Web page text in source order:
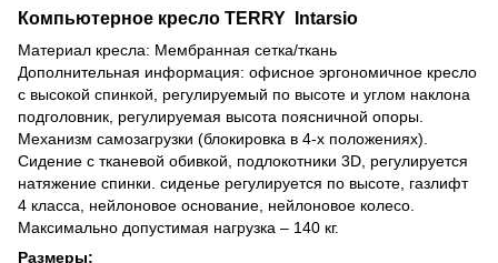
Компьютерное кресло TERRY Intarsio
Материал кресла: Мембранная сетка/ткань
Дополнительная информация: офисное эргономичное кресло
с высокой спинкой, регулируемый по высоте и углом наклона
подголовник, регулируемая высота поясничной опоры.
Механизм самозагрузки (блокировка в 4-х положениях).
Сидение с тканевой обивкой, подлокотники 3D, регулируется
натяжение спинки. сиденье регулируется по высоте, газлифт
4 класса, нейлоновое основание, нейлоновое колесо.
Максимально допустимая нагрузка – 140 кг.
Размеры: